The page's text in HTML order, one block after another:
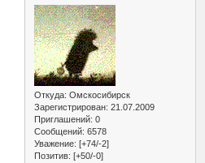
Откуда: Омскосибирск
Зарегистрирован: 21.07.2009
Приглашений: 0
Сообщений: 6578
Уважение: [+74/-2]
Позитив: [+50/-0]